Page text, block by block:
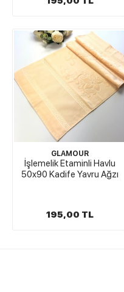
GLAMOUR
İşlemelik Etaminli Havlu
50x90 Kadife Yavru Ağzı
195,00 TL